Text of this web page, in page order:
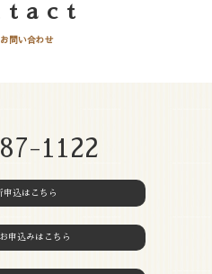
問い合わせ
1122
申込はこちら
申込みはこちら